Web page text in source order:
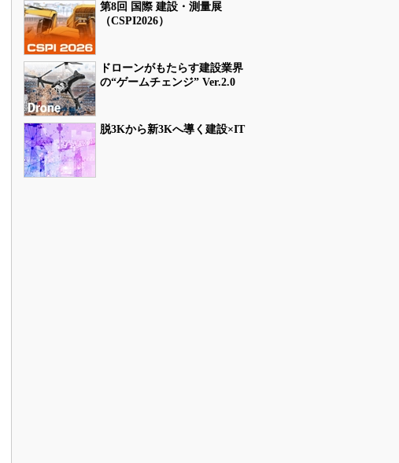
第8回 国際 建設・測量展
（CSPI2026）
ドローンがもたらす建設業界
の“ゲームチェンジ” Ver.2.0
脱3Kから新3Kへ導く建設×IT